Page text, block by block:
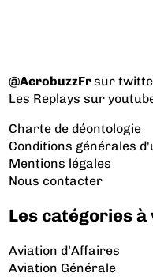
@AerobuzzFrsur
Les Replays sur
Charte de déontologie
Conditions générales
Mentions légales
Nous contacter
Les catégories à
Aviation d’Affaires
Aviation Générale